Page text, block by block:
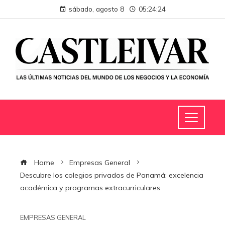
sábado, agosto 8 05:24:25
Home
Empresas General
Descubre los colegios privados de Panamá: excelencia
académica y programas extracurriculares
EMPRESAS GENERAL